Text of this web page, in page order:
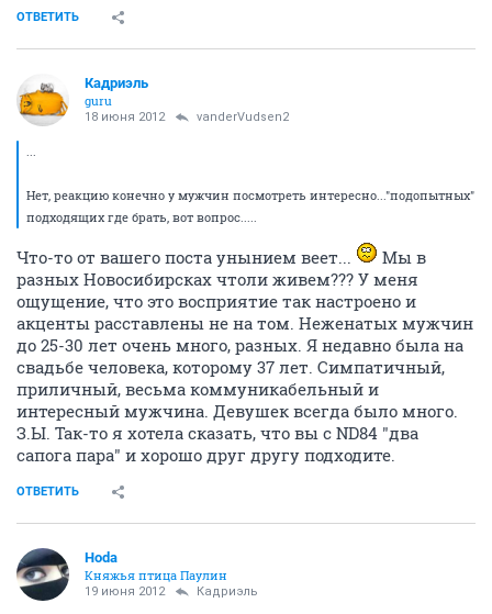
ОТВЕТИТЬ
Кадриэль
guru
18 июня 2012 vanderVudsen2
...
Нет, реакцию конечно у мужчин посмотреть интересно..."подопытных"
подходящих где брать, вот вопрос.....
Что-то от вашего поста унынием веет...
Мы в
разных Новосибирсках чтоли живем??? У меня
ощущение, что это восприятие так настроено и
акценты расставлены не на том. Неженатых мужчин
до 25-30 лет очень много, разных. Я недавно была на
свадьбе человека, которому 37 лет. Симпатичный,
приличный, весьма коммуникабельный и
интересный мужчина. Девушек всегда было много.
З.Ы. Так-то я хотела сказать, что вы с ND84 "два
сапога пара" и хорошо друг другу подходите.
ОТВЕТИТЬ
Hoda
Княжья птица Паулин
19 июня 2012 Кадриэль